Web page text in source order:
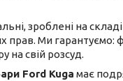
зроблені на
прав. Ми
на свій розсуд.
Ford Kuga має